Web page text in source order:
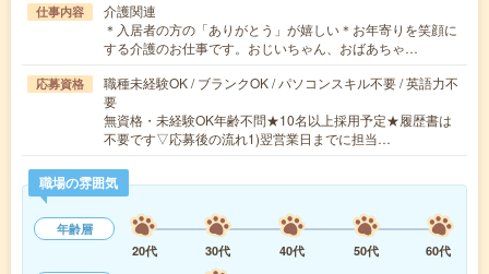
仕事内容
介護関連
＊入居者の方の「ありがとう」が嬉しい＊お年寄りを笑顔に
する介護のお仕事です。おじいちゃん、おばあちゃ…
応募資格
職種未経験OK / ブランクOK / パソコンスキル不要 / 英語力不
要
無資格・未経験OK年齢不問★10名以上採用予定★履歴書は
不要です▽応募後の流れ1)翌営業日までに担当…
職場の雰囲気
年齢層
20代
30代 40代 50代
60代